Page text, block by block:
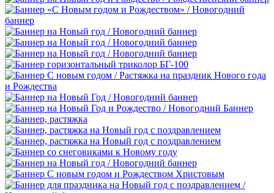
8 марта, Международный женский
день
27 марта, День театра
1 апреля, День смеха
Апрель, Месячник по
благоустройству
День геолога (первое воскресенье
апреля)
Светлая Пасха
12 апреля, День космонавтики
18 апреля, Дни исторического и
культурного наследия